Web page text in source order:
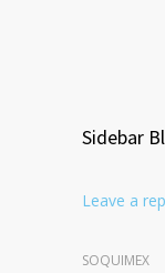
Sidebar
Leave a
SOQUIMEX